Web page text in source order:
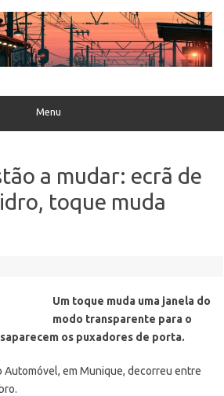
Menu
a mudar: ecrã de
toque muda
Um toque muda uma janela do
modo transparente para o
os puxadores de porta.
Automóvel, em Munique, decorreu entre